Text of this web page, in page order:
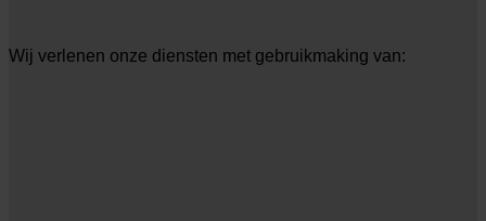
Wij verlenen onze diensten met gebruikmaking van: